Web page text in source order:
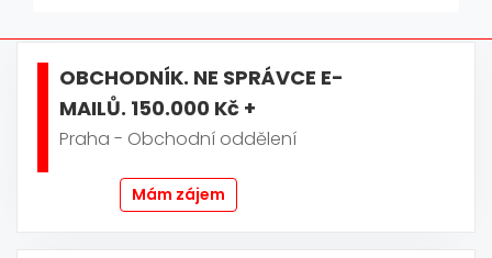
OBCHODNÍK. NE SPRÁVCE E-
MAILŮ. 150.000 Kč +
Praha - Obchodní oddělení
Mám zájem